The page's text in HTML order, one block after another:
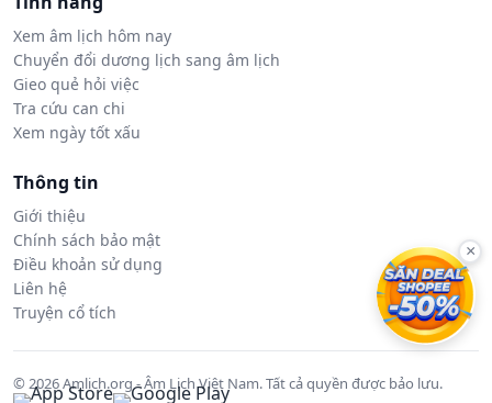
Xem âm lịch hôm nay
Chuyển đổi dương lịch sang âm lịch
Gieo quẻ hỏi việc
Tra cứu can chi
Xem ngày tốt xấu
Thông tin
Giới thiệu
Chính sách bảo mật
Điều khoản sử dụng
Liên hệ
Truyện cổ tích
© 2026 Amlich.org - Âm Lịch Việt Nam. Tất cả quyền được bảo lưu.
×